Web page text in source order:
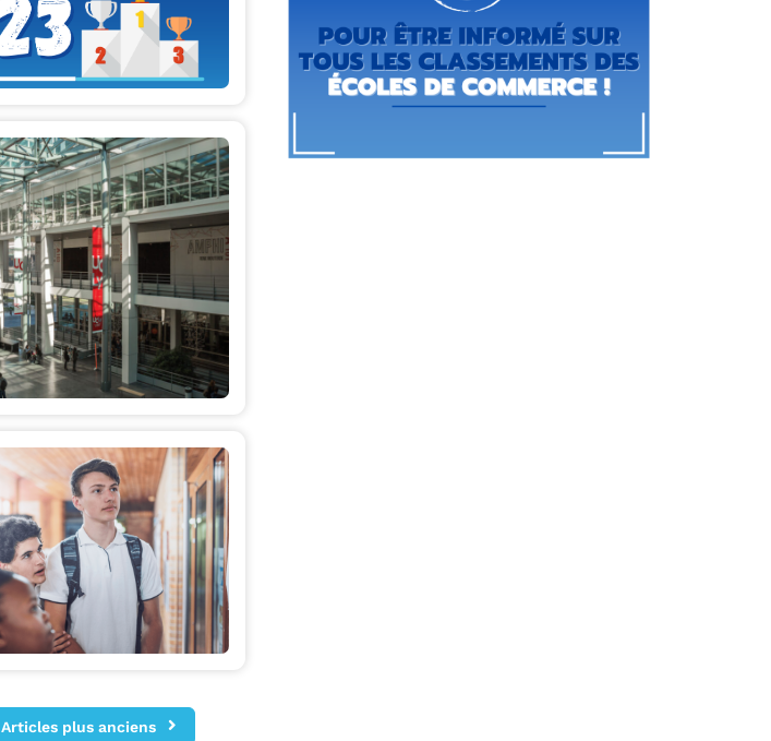
Articles plus anciens